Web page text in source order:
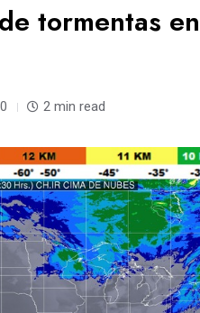
tormentas
0 2 min read